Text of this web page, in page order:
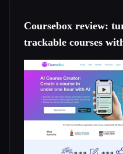
Coursebox review:
trackable courses